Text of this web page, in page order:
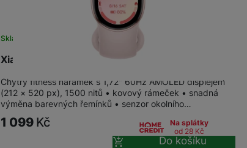
Xiaomi Smart Band 10, Mystic Rose
Skladem
Chytrý fitness náramek s 1,72" 60Hz AMOLED displejem
(212 × 520 px), 1500 nitů • kovový rámeček • snadná
výměna barevných řemínků • senzor okolního…
1 099 Kč
Na splátky
od 28 Kč
Do košíku